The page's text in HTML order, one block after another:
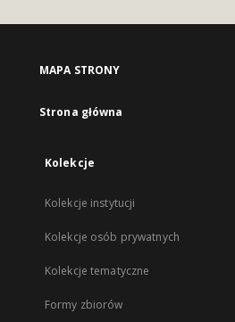
MAPA STRONY
Strona główna
Kolekcje
Kolekcje instytucji
Kolekcje osób prywatnych
Kolekcje tematyczne
Formy zbiorów